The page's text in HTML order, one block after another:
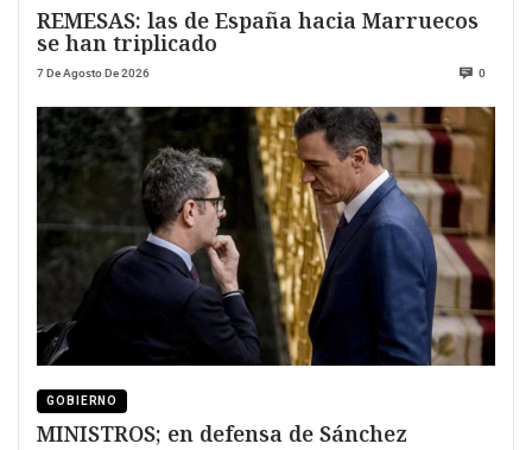
REMESAS: las de España hacia Marruecos
se han triplicado
7 De Agosto De 2026 0
GOBIERNO
MINISTROS; en defensa de Sánchez